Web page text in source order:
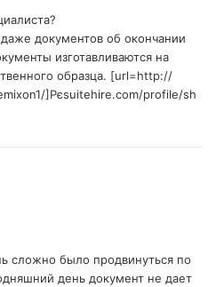
документов об окончании
изготавливаются на
образца. [url=http://
]Рєsuitehire.com/profile/sh
сложно было продвинуться по
день документ не дает